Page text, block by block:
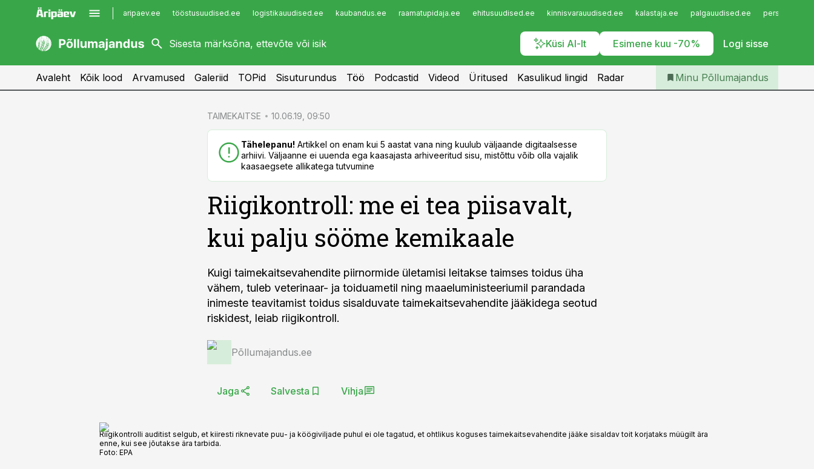
aripaev.ee tööstusuudised.ee logistikauudised.ee kaubandus.ee raamatupidaja.ee ehitusuudised.ee kinnisvarauudised.ee kalastaja.ee palgauudised.ee
Küsi AI-lt Esimene kuu -70% Logi sisse
kaubandus.ee
kinnisvarauudised.ee
imelineajalugu.ee
Infopank
Iseteenindus
Telli Põllumajandus
Avaleht Kõik lood Arvamused Galeriid TOPid Sisuturundus Töö Podcastid Videod Üritused Kasulikud lingid Radar Minu Põllumajandus
TAIMEKAITSE 10.06.19, 09:50
Tähelepanu! Artikkel on enam kui 5 aastat vana ning kuulub väljaande digitaalsesse
arhiivi. Väljaanne ei uuenda ega kaasajasta arhiveeritud sisu, mistõttu võib olla vajalik
kaasaegsete allikatega tutvumine
Riigikontroll: me ei tea piisavalt,
kui palju sööme kemikaale
Kuigi taimekaitsevahendite piirnormide ületamisi leitakse taimses toidus üha
vähem, tuleb veterinaar- ja toiduametil ning maaeluministeeriumil parandada
inimeste teavitamist toidus sisalduvate taimekaitsevahendite jääkidega seotud
riskidest, leiab riigikontroll.
Põllumajandus.ee
Jaga Salvesta Vihja
Riigikontrolli auditist selgub, et kiiresti riknevate puu- ja köögiviljade puhul ei ole tagatud, et ohtlikus koguses taimekaitsevahendite jääke sisaldav toit korjataks müügilt ära
enne, kui see jõutakse ära tarbida.
Foto: EPA